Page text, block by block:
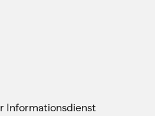
Informationsdienst